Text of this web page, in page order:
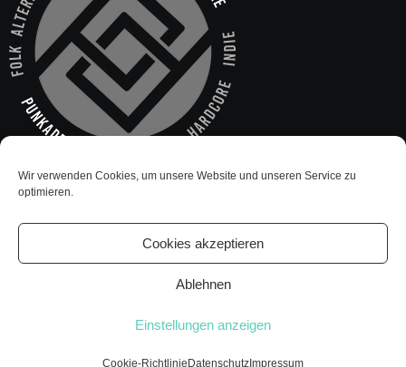
Wir verwenden Cookies, um unsere Website und unseren Service zu
optimieren.
Cookies akzeptieren
Ablehnen
Einstellungen anzeigen
Cookie-Richtlinie Datenschutz Impressum